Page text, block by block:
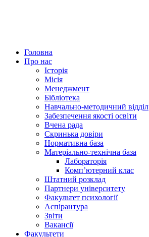
Головна
Про нас
Історія
Місія
Менеджмент
Бібліотека
Навчально-методичний відділ
Забезпечення якості освіти
Вчена рада
Скринька довіри
Нормативна база
Матеріально-технічна база
Лабораторія
Компʼютерний клас
Штатний розклад
Партнери університету
Факультет психології
Аспірантура
Звіти
Вакансії
Факультети